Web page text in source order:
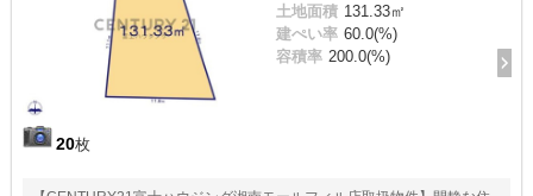
20枚
土地面積 131.33㎡
建ぺい率 60.0(%)
容積率 200.0(%)